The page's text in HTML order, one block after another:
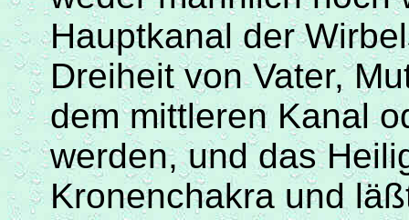
Hauptkanal der
Dreiheit von Vater,
dem mittleren Kanal
werden, und das
Kronenchakra und